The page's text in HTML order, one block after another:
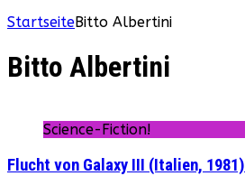
StartseiteBitto Albertini
Bitto Albertini
Science-Fiction!
Flucht von Galaxy III (Italien, 1981)